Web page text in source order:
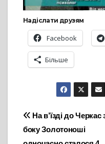
Надіслати друзям
Facebook
Більше
Навігація
записів
На в’їзді до Черкас
боку Золотоноші